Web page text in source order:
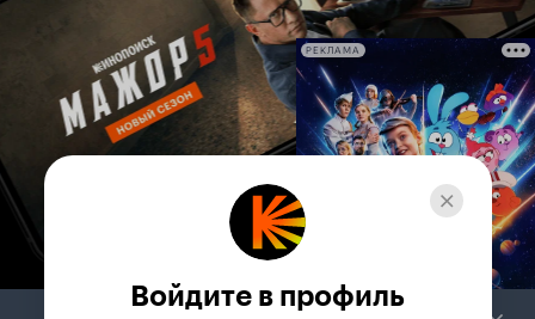
РЕКЛАМА
Войдите в профиль